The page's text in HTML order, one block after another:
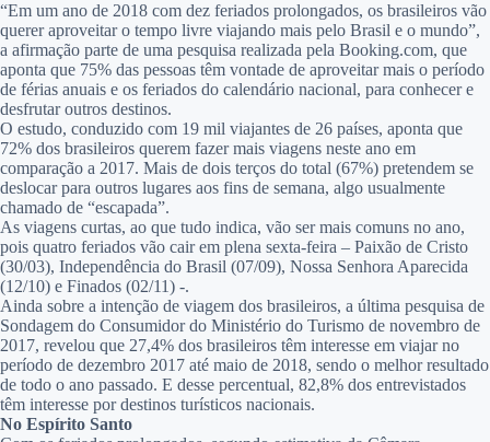
“Em um ano de 2018 com dez feriados prolongados, os brasileiros vão
querer aproveitar o tempo livre viajando mais pelo Brasil e o mundo”,
a afirmação parte de uma pesquisa realizada pela Booking.com, que
aponta que 75% das pessoas têm vontade de aproveitar mais o período
de férias anuais e os feriados do calendário nacional, para conhecer e
desfrutar outros destinos.
O estudo, conduzido com 19 mil viajantes de 26 países, aponta que
72% dos brasileiros querem fazer mais viagens neste ano em
comparação a 2017. Mais de dois terços do total (67%) pretendem se
deslocar para outros lugares aos fins de semana, algo usualmente
chamado de “escapada”.
As viagens curtas, ao que tudo indica, vão ser mais comuns no ano,
pois quatro feriados vão cair em plena sexta-feira – Paixão de Cristo
(30/03), Independência do Brasil (07/09), Nossa Senhora Aparecida
(12/10) e Finados (02/11) -.
Ainda sobre a intenção de viagem dos brasileiros, a última pesquisa de
Sondagem do Consumidor do Ministério do Turismo de novembro de
2017, revelou que 27,4% dos brasileiros têm interesse em viajar no
período de dezembro 2017 até maio de 2018, sendo o melhor resultado
de todo o ano passado. E desse percentual, 82,8% dos entrevistados
têm interesse por destinos turísticos nacionais.
No Espírito Santo